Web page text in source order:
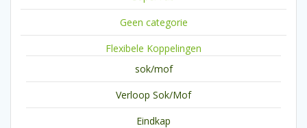
Geen categorie
Flexibele Koppelingen
sok/mof
Verloop Sok/Mof
Eindkap